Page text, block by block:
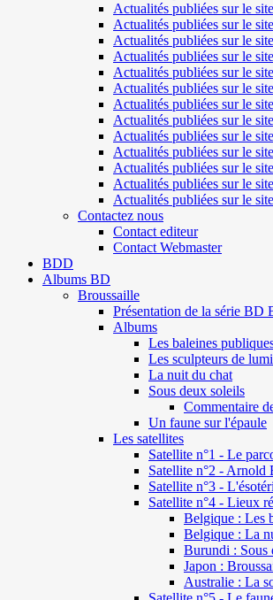
Actualités publiées sur le
Actualités publiées sur le
Actualités publiées sur le
Actualités publiées sur le
Actualités publiées sur le
Actualités publiées sur le
Actualités publiées sur le
Actualités publiées sur le
Actualités publiées sur le
Actualités publiées sur le
Actualités publiées sur le
Actualités publiées sur le
Actualités publiées sur le
Contactez nous
Contact editeur
Contact Webmaster
BDD
Albums BD
Broussaille
Présentation de la série BD
Albums
Les baleines
Les sculpteurs de
La nuit du chat
Sous deux soleils
Commentaire
Un faune sur l'épaule
Les satellites
Satellite n°1 - Le
Satellite n°2 - Arnold
Satellite n°3 -
Satellite n°4 - Lieux
Belgique : Les
Belgique : La
Burundi : Sous
Japon :
Australie : La